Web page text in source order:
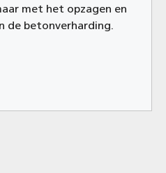
met het opzagen en
de betonverharding.